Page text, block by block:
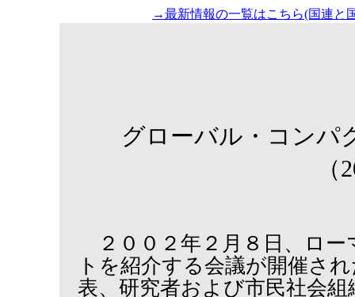
→最新情報の一覧はこちら(国連と
グローバル・コンパ
２００２年２月８日、ロー
トを紹介する会議が開催さ
表、研究者および市民社会